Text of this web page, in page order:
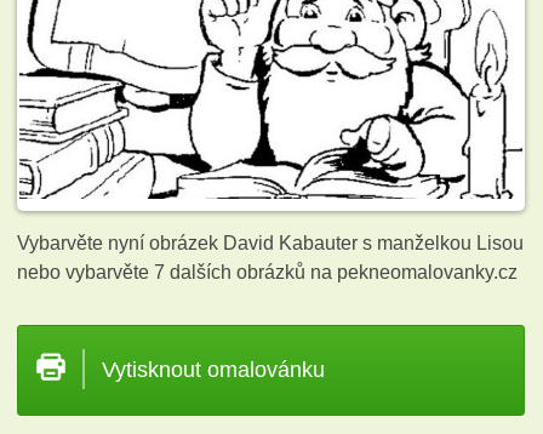
Vybarvěte nyní obrázek David Kabauter s manželkou Lisou
nebo vybarvěte 7 dalších obrázků na pekneomalovanky.cz
Vytisknout omalovánku